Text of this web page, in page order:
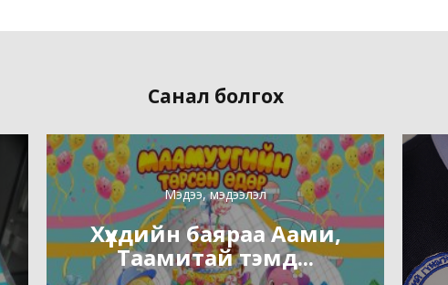
Санал болгох
Мэдээ, мэдээлэл
Хүүхдийн баяраа Аами,
Таамитай тэмд...